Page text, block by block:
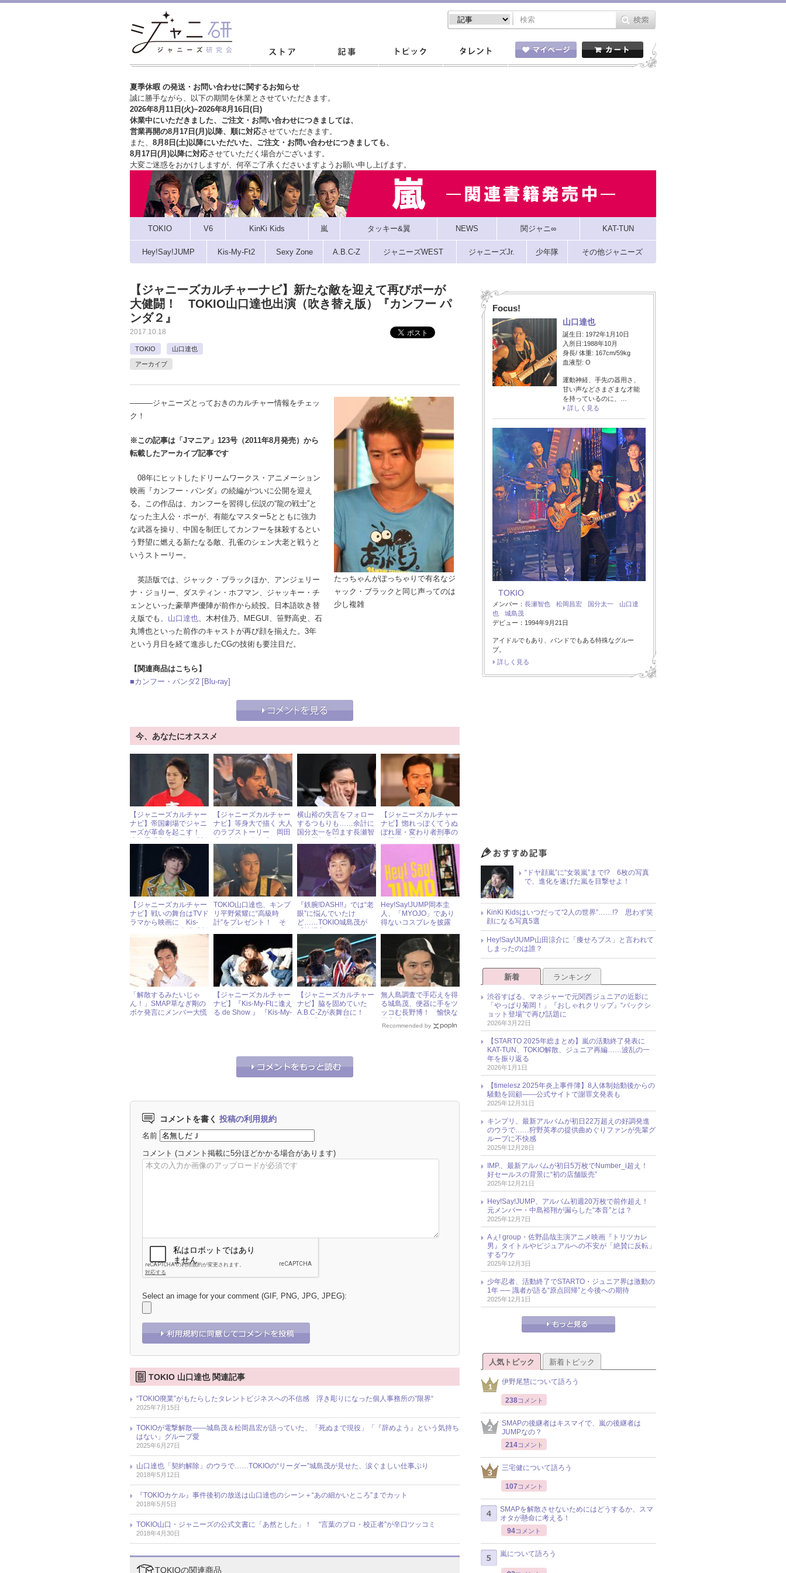
夏季休暇 の発送・お問い合わせに関するお知らせ
誠に勝手ながら、以下の期間を休業とさせていただきます。
2026年8月11日(火)~2026年8月16日(日)
休業中にいただきました、ご注文・お問い合わせにつきましては、
営業再開の8月17日(月)以降、順に対応させていただきます。
また、 8月8日(土)以降にいただいた、ご注文・ お問い合わせにつきましても、
8月17日(月)以降に対応させていただく場合がございます。
大変ご迷惑をおかけしますが、 何卒ご了承くださいますようお願い申し上げます。
TOKIO V6 KinKi Kids 嵐 タッキー&翼 NEWS 関ジャニ∞ KAT-TUN
Hey!Say!JUMP Kis-My-Ft2 Sexy Zone A.B.C-Z ジャニーズWEST ジャニーズJr. 少年隊 その他ジャニーズ
【ジャニーズカルチャーナビ】新たな敵を迎えて再びポーが
大健闘！ TOKIO山口達也出演（吹き替え版）『カンフー パ
ンダ２』
2017.10.18
TOKIO 山口達也
アーカイブ
たっちゃんがぽっちゃりで有名なジ
ャック・ブラックと同じ声ってのは
少し複雑
―――ジャニーズとっておきのカルチャー情報をチェッ
ク！
※この記事は「Jマニア」123号（2011年8月発売）から
転載したアーカイブ記事です
08年にヒットしたドリームワークス・アニメーション
映画『カンフー・パンダ』の続編がついに公開を迎え
る。この作品は、カンフーを習得し伝説の“龍の戦士”と
なった主人公・ポーが、有能なマスター5とともに強力
な武器を操り、中国を制圧してカンフーを抹殺するとい
う野望に燃える新たなる敵、孔雀のシェン大老と戦うと
いうストーリー。
英語版では、ジャック・ブラックほか、アンジェリー
ナ・ジョリー、ダスティン・ホフマン、ジャッキー・チ
ェンといった豪華声優陣が前作から続投。日本語吹き替
え版でも、 山口達也、木村佳乃、MEGUI、笹野高史、石
丸博也といった前作のキャストが再び顔を揃えた。3年
という月日を経て進歩したCGの技術も要注目だ。
【関連商品はこちら】
■カンフー・パンダ2 [Blu-ray]
今、あなたにオススメ
【ジャニーズカルチャー
ナビ】帝国劇場でジャニ
ーズが革命を起こす！
春・滝沢革命』
【ジャニーズカルチャー
ナビ】等身大で描く 大人
のラブストーリー 岡田
横山裕の失言をフォロー
するつもりも……余計に
国分太一を凹ます長瀬智
【ジャニーズカルチャー
ナビ】惚れっぽくてうぬ
ぼれ屋・変わり者刑事の
ドラマ『うぬぼれデカ』
【ジャニーズカルチャー
ナビ】戦いの舞台はTVド
ラマから映画に Kis-
場版 私立バカレア高
TOKIO山口達也、キンプ
リ平野紫耀に“高級時
計”をプレゼント！ そ
『鉄腕!DASH!!』では“老
眼”に悩んでいたけ
ど……TOKIO城島茂が
ル継続宣言！
Hey!Say!JUMP岡本圭
人、「MYOJO」であり
得ないコスプレを披露
「解散するみたいじゃ
ん！」SMAP草なぎ剛の
ボケ発言にメンバー大慌
【ジャニーズカルチャー
ナビ】『Kis-My-Ftに逢え
る de Show 』 『Kis-My-
【ジャニーズカルチャー
ナビ】脇を固めていた
A.B.C-Zが表舞台に！
無人島調査で手応えを得
る城島茂、便器に手をツ
ッコむ長野博！ 愉快な
Recommended by
コメントを書く 投稿の利用規約
名前
コメント (コメント掲載に5分ほどかかる場合があります)
Select an image for your comment (GIF, PNG, JPG, JPEG):
TOKIO 山口達也 関連記事
“TOKIO廃業”がもたらしたタレントビジネスへの不信感 浮き彫りになった個人事務所の”限界“
2025年7月15日
TOKIOが電撃解散――城島茂＆松岡昌宏が語っていた、「死ぬまで現役」「『辞めよう』という気持ち
はない」グループ愛
2025年6月27日
山口達也「契約解除」のウラで……TOKIOの“リーダー”城島茂が見せた、涙ぐましい仕事ぶり
2018年5月12日
『TOKIOカケル』事件後初の放送は山口達也のシーン＋“あの細かいところ”までカット
2018年5月5日
TOKIO山口・ジャニーズの公式文書に「あ然とした」！ “言葉のプロ・校正者”が辛口ツッコミ
2018年4月30日
TOKIOの関連商品
Focus!
山口達也
誕生日: 1972年1月10日
入所日:1988年10月
身長/ 体重: 167cm/59kg
血液型: O
運動神経、手先の器用さ、
甘い声などさまざまな才能
を持っているのに、…
詳しく見る
TOKIO
メンバー： 長瀬智也 松岡昌宏 国分太一
山口達
也
城島茂
デビュー：1994年9月21日
アイドルでもあり、バンドでもある特殊なグルー
プ。
詳しく見る
“ドヤ顔嵐”に“女装嵐”まで!? 6枚の写真
で、進化を遂げた嵐を目撃せよ！
KinKi Kidsはいつだって“2人の世界”……!? 思わず笑
顔になる写真5選
Hey!Say!JUMP山田涼介に「痩せろブス」と言われて
しまったのは誰？
新着 ランキング
渋谷すばる、マネジャーで元関西ジュニアの近影に
「やっぱり菊岡！」『おしゃれクリップ』“バックシ
ョット登場”で再び話題に
2026年3月22日
【STARTO 2025年総まとめ】嵐の活動終了発表に
KAT-TUN、TOKIO解散、ジュニア再編……波乱の一
年を振り返る
2026年1月1日
【timelesz 2025年炎上事件簿】8人体制始動後からの
騒動を回顧――公式サイトで謝罪文発表も
2025年12月31日
キンプリ、最新アルバムが初日22万超えの好調発進
のウラで……狩野英孝の提供曲めぐりファンが先輩グ
ループに不快感
2025年12月28日
IMP.、最新アルバムが初日5万枚でNumber_i超え！
好セールスの背景に“初の店舗販売”
2025年12月21日
Hey!Say!JUMP、アルバム初週20万枚で前作超え！
元メンバー・中島裕翔が漏らした“本音”とは？
2025年12月7日
Aぇ! group・佐野晶哉主演アニメ映画『トリツカレ
男』タイトルやビジュアルへの不安が「絶賛に反転」
するワケ
2025年12月3日
少年忍者、活動終了でSTARTO・ジュニア界は激動の
1年 ── 識者が語る“原点回帰”と今後への期待
2025年12月1日
人気トピック 新着トピック
伊野尾慧について語ろう
238コメント
SMAPの後継者はキスマイで、嵐の後継者は
JUMPなの？
214コメント
三宅健について語ろう
107 コメント
SMAPを解散させないためにはどうするか、スマ
オタが懸命に考える！
94コメント
嵐について語ろう